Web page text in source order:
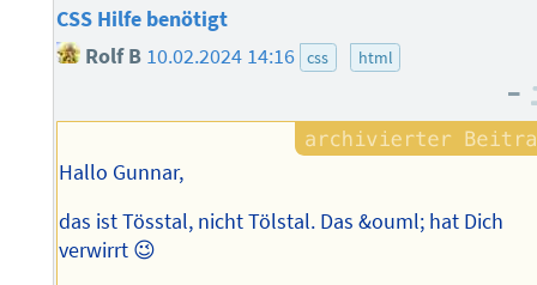
CSS Hilfe benötigt
Rolf B 10.02.2024 14:16 css html
–
Hallo Gunnar,
das ist Tösstal, nicht Tölstal. Das &ouml; hat Dich
verwirrt 😉